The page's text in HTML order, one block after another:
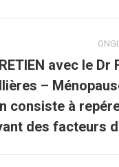
avec le Dr
–
consiste à
des facteurs